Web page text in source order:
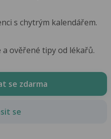
s chytrým kalendářem.
ověřené tipy od lékařů.
se zdarma
se